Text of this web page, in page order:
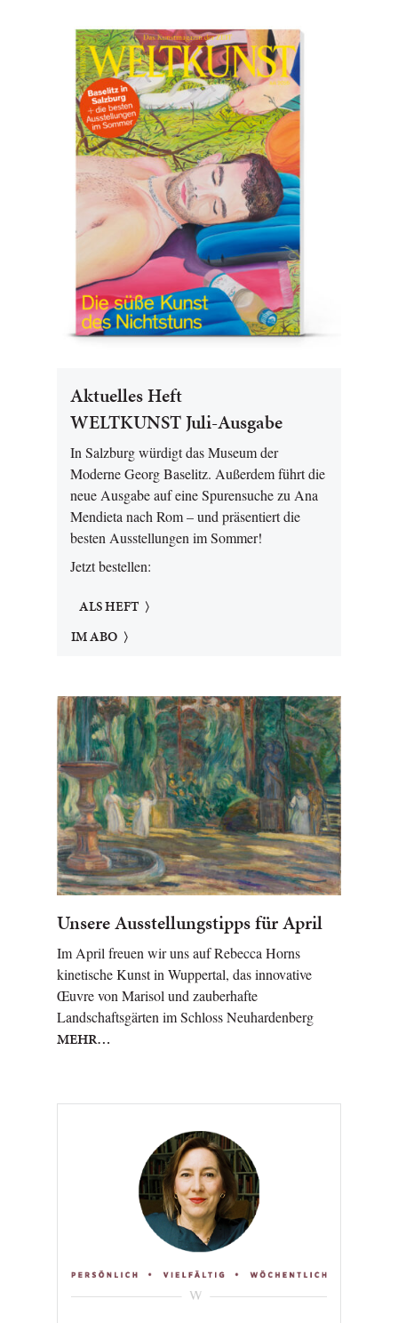
Aktuelles Heft
WELTKUNST Juli-Ausgabe
In Salzburg würdigt das Museum der
Moderne Georg Baselitz. Außerdem führt die
neue Ausgabe auf eine Spurensuche zu Ana
Mendieta nach Rom – und präsentiert die
besten Ausstellungen im Sommer!
Jetzt bestellen:
ALS HEFT
IM ABO
Unsere Ausstellungstipps für April
Im April freuen wir uns auf Rebecca Horns
kinetische Kunst in Wuppertal, das innovative
Œuvre von Marisol und zauberhafte
Landschaftsgärten im Schloss Neuhardenberg
MEHR…